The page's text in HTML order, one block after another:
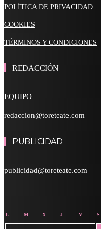
POLÍTICA DE PRIVACIDAD
COOKIES
TÉRMINOS Y CONDICIONES
REDACCIÓN
EQUIPO
redaccion@toreteate.com
PUBLICIDAD
publicidad@toreteate.com
L M X J V S